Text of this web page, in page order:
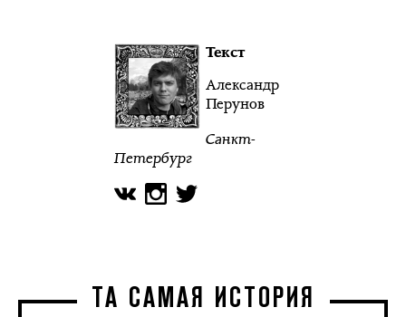
Текст
Александр
Перунов
Санкт-
Петербург
ТА САМАЯ ИСТОРИЯ